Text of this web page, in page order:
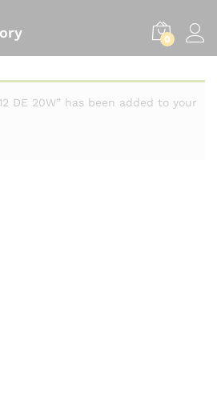
0
12 DE 20W” has been added to your